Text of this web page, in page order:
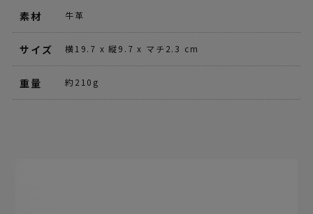
素材 牛革
サイズ 横19.7 x 縦9.7 x マチ2.3 cm
重量 約210g